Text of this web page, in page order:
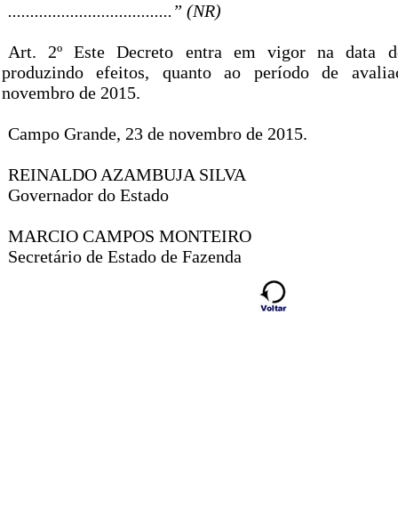
.....................................” (NR)
Art. 2º Este Decreto entra em vigor na data
produzindo efeitos, quanto ao período de
novembro de 2015.
Campo Grande, 23 de novembro de 2015.
REINALDO AZAMBUJA SILVA
Governador do Estado
MARCIO CAMPOS MONTEIRO
Secretário de Estado de Fazenda